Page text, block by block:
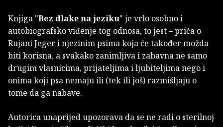
Knjiga "Bez dlake na jeziku" je vrlo osobno i
autobiografsko viđenje tog odnosa, to jest – priča o
Rujani Jeger i njezinim psima koja će također možda
biti korisna, a svakako zanimljiva i zabavna ne samo
drugim vlasnicima, prijateljima i ljubiteljima nego i
onima koji psa nemaju ili (tek ili još) razmišljaju o
tome da ga nabave.
Autorica unaprijed upozorava da se ne radi o sterilnoj